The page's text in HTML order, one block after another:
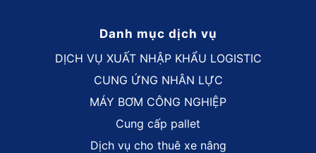
Danh mục dịch vụ
DỊCH VỤ XUẤT NHẬP KHẨU LOGISTIC
CUNG ỨNG NHÂN LỰC
MÁY BƠM CÔNG NGHIỆP
Cung cấp pallet
Dịch vụ cho thuê xe nâng